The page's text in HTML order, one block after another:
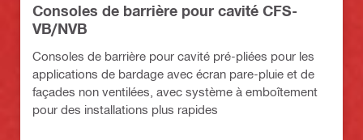
Consoles de barrière pour cavité CFS-
VB/NVB
Consoles de barrière pour cavité pré-pliées pour les
applications de bardage avec écran pare-pluie et de
façades non ventilées, avec système à emboîtement
pour des installations plus rapides